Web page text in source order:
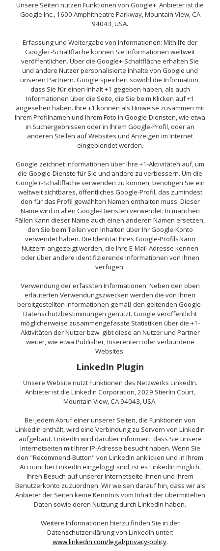
Unsere Seiten nutzen Funktionen von Google+. Anbieter ist die
Google Inc., 1600 Amphitheatre Parkway, Mountain View, CA
94043, USA.
Erfassung und Weitergabe von Informationen: Mithilfe der
Google+-Schaltfläche können Sie Informationen weltweit
veröffentlichen. Über die Google+-Schaltfläche erhalten Sie
und andere Nutzer personalisierte Inhalte von Google und
unseren Partnern. Google speichert sowohl die Information,
dass Sie für einen Inhalt +1 gegeben haben, als auch
Informationen über die Seite, die Sie beim Klicken auf +1
angesehen haben. Ihre +1 können als Hinweise zusammen mit
Ihrem Profilnamen und Ihrem Foto in Google-Diensten, wie etwa
in Suchergebnissen oder in Ihrem Google-Profil, oder an
anderen Stellen auf Websites und Anzeigen im Internet
eingeblendet werden.
Google zeichnet Informationen über Ihre +1-Aktivitäten auf, um
die Google-Dienste für Sie und andere zu verbessern. Um die
Google+-Schaltfläche verwenden zu können, benötigen Sie ein
weltweit sichtbares, öffentliches Google-Profil, das zumindest
den für das Profil gewählten Namen enthalten muss. Dieser
Name wird in allen Google-Diensten verwendet. In manchen
Fällen kann dieser Name auch einen anderen Namen ersetzen,
den Sie beim Teilen von Inhalten über Ihr Google-Konto
verwendet haben. Die Identität Ihres Google-Profils kann
Nutzern angezeigt werden, die Ihre E-Mail-Adresse kennen
oder über andere identifizierende Informationen von Ihnen
verfügen.
Verwendung der erfassten Informationen: Neben den oben
erläuterten Verwendungszwecken werden die von Ihnen
bereitgestellten Informationen gemäß den geltenden Google-
Datenschutzbestimmungen genutzt. Google veröffentlicht
möglicherweise zusammengefasste Statistiken über die +1-
Aktivitäten der Nutzer bzw. gibt diese an Nutzer und Partner
weiter, wie etwa Publisher, Inserenten oder verbundene
Websites.
LinkedIn Plugin
Unsere Website nutzt Funktionen des Netzwerks LinkedIn.
Anbieter ist die LinkedIn Corporation, 2029 Stierlin Court,
Mountain View, CA 94043, USA.
Bei jedem Abruf einer unserer Seiten, die Funktionen von
LinkedIn enthält, wird eine Verbindung zu Servern von LinkedIn
aufgebaut. LinkedIn wird darüber informiert, dass Sie unsere
Internetseiten mit Ihrer IP-Adresse besucht haben. Wenn Sie
den "Recommend-Button" von LinkedIn anklicken und in Ihrem
Account bei LinkedIn eingeloggt sind, ist es LinkedIn möglich,
Ihren Besuch auf unserer Internetseite Ihnen und Ihrem
Benutzerkonto zuzuordnen. Wir weisen darauf hin, dass wir als
Anbieter der Seiten keine Kenntnis vom Inhalt der übermittelten
Daten sowie deren Nutzung durch LinkedIn haben.
Weitere Informationen hierzu finden Sie in der
Datenschutzerklärung von LinkedIn unter:
www.linkedin.com/legal/privacy-policy.